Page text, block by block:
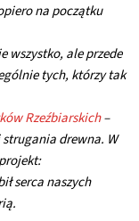
na początku
wszystko, ale przede
tych, którzy tak
Rzeźbiarskich–
drewna. W
serca naszych